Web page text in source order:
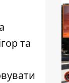
та